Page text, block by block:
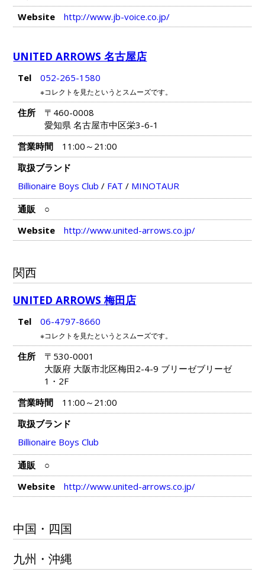
Website
http://www.jb-voice.co.jp/
UNITED ARROWS 名古屋店
Tel 052-265-1580
※コレクトを見たというとスムーズです。
住所
〒460-0008
愛知県 名古屋市中区栄3-6-1
営業時間
11:00～21:00
取扱ブランド
Billionaire Boys Club / FAT / MINOTAUR
通販
○
Website
http://www.united-arrows.co.jp/
関西
UNITED ARROWS 梅田店
Tel 06-4797-8660
※コレクトを見たというとスムーズです。
住所
〒530-0001
大阪府 大阪市北区梅田2-4-9 ブリーゼブリーゼ
1・2F
営業時間
11:00～21:00
取扱ブランド
Billionaire Boys Club
通販
○
Website
http://www.united-arrows.co.jp/
中国・四国
九州・沖縄